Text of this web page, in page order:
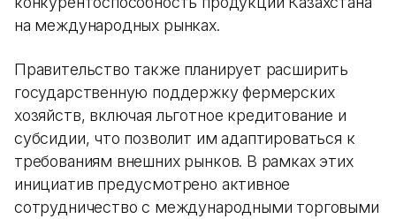
на международных рынках.
Правительство также планирует расширить
государственную поддержку фермерских
хозяйств, включая льготное кредитование и
субсидии, что позволит им адаптироваться к
требованиям внешних рынков. В рамках этих
инициатив предусмотрено активное
сотрудничество с международными торговыми